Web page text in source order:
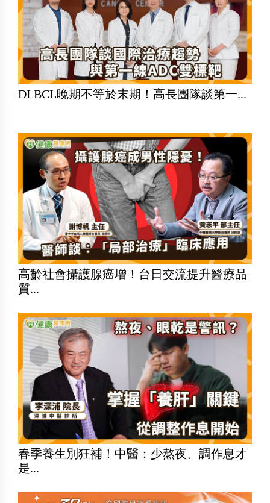
DLBCL晚期不等於末期！高長團隊談第一...
高齡社會攝護腺癌增！台日交流提升醫療品
質...
春季養生別狂補！中醫：少熬夜、調作息才
是...